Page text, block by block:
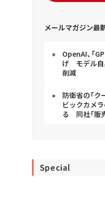
メールマガジン最
OpenAI、「
げ モデル自
削減
防衛省の「ク
ビックカメ
る 同社「販
Special